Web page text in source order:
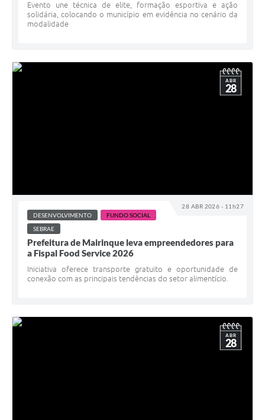
Evento une técnica de elite, formação esportiva e ação
solidária, colocando o município em evidência no cenário da
modalidade
28 ABR 2026 - 11h27
ABR
28
DESENVOLVIMENTO
FUNDO SOCIAL
SEBRAE
Prefeitura de Mairinque leva empreendedores para
a Fispal Food Service 2026
Iniciativa oferece transporte gratuito e oportunidade de
conexão com as principais tendências do setor alimentício.
ABR
28